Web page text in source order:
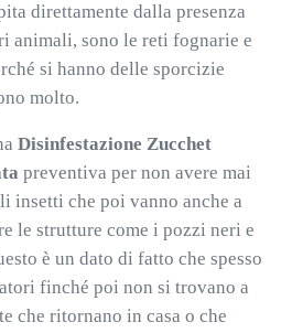
direttamente dalla presenza
animali, sono le reti fognarie e
si hanno delle sporcizie
molto.
Disinfestazione Zucchet
preventiva per non avere mai
insetti che poi vanno anche a
le strutture come i pozzi neri e
è un dato di fatto che spesso
finché poi non si trovano a
che ritornano in casa o che